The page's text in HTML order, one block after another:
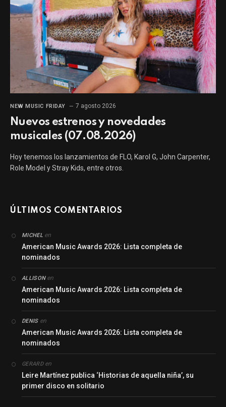
NEW MUSIC FRIDAY 7 agosto 2026
Nuevos estrenos y novedades
musicales (07.08.2026)
Hoy tenemos los lanzamientos de FLO, Karol G, John Carpenter,
Role Model y Stray Kids, entre otros.
ÚLTIMOS COMENTARIOS
MICHELen
American Music Awards 2026: Lista completa de
nominados
ALLISONen
American Music Awards 2026: Lista completa de
nominados
DENISen
American Music Awards 2026: Lista completa de
nominados
GERARDen
Leire Martínez publica ‘Historias de aquella niña’, su
primer disco en solitario